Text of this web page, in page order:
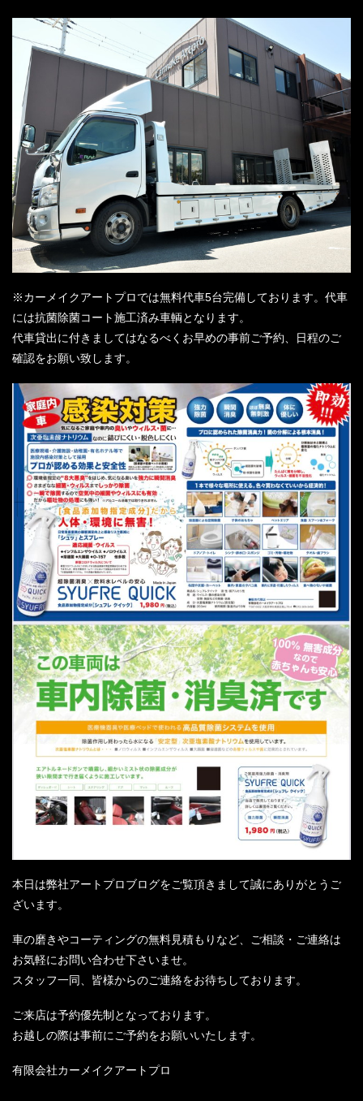
※カーメイクアートプロでは無料代車5台完備しております。代車
には抗菌除菌コート施工済み車輌となります。
代車貸出に付きましてはなるべくお早めの事前ご予約、日程のご
確認をお願い致します。
本日は弊社アートプロブログをご覧頂きまして誠にありがとうご
ざいます。
車の磨きやコーティングの無料見積もりなど、ご相談・ご連絡は
お気軽にお問い合わせ下さいませ。
スタッフ一同、皆様からのご連絡をお待ちしております。
ご来店は予約優先制となっております。
お越しの際は事前にご予約をお願いいたします。
有限会社カーメイクアートプロ